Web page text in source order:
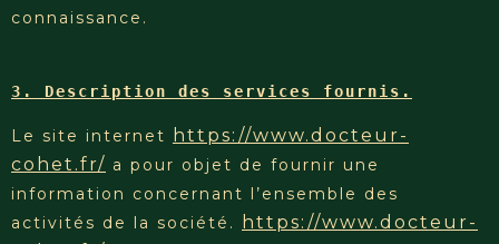
connaissance.
3. Description des services fournis.
Le site internet
https://www.docteur-
cohet.fr/ a pour objet de fournir une
information concernant l’ensemble des
activités de la société.
https://www.docteur-